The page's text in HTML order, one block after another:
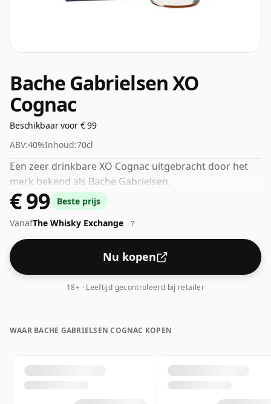
Bache Gabrielsen XO
Cognac
Beschikbaar voor € 99
ABV:40%Inhoud:70cl
Een zeer drinkbare XO Cognac uitgebracht door het
merk bekend als Bache Gabrielsen.
€ 99
Beste prijs
VanafThe Whisky Exchange ?
Nu kopen
18+ · Leeftijd gecontroleerd bij retailer
WAAR BACHE GABRIELSEN COGNAC KOPEN